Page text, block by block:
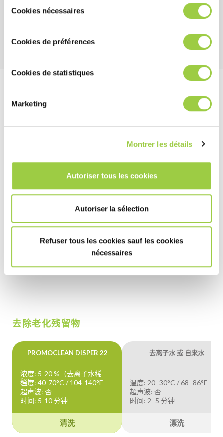
cookies.​ ​ ​
duCookies nécessaires
Cookies de préférences
Cookies de statistiques
Marketing
Montrer les détails
Autoriser tous les cookies
Autoriser la sélection
Refuser tous les cookies sauf les cookies
nécessaires
工序建议
PROMOCLEAN DISPER 22
浓度: 1-5 %（去离子水稀释）
超声波：否
时间: 5-10 分钟
去离子水 或 自来水
超声波：否
时间: 2–5 分钟
去除老化残留物
PROMOCLEAN DISPER 22
浓度: 5-20 %（去离子水稀
释）
温度: 40-70°C / 104-140°F
超声波: 否
时间: 5-10 分钟
清洗
去离子水 或 自来水
温度: 20–30°C / 68–86°F
超声波: 否
时间: 2–5 分钟
漂洗